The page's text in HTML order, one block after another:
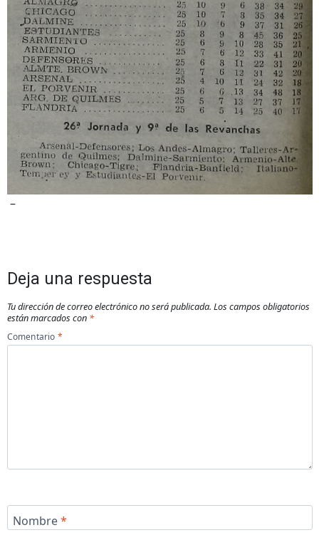
–
Deja una respuesta
Tu dirección de correo electrónico no será publicada. Los campos obligatorios
están marcados con *
Comentario *
Nombre*